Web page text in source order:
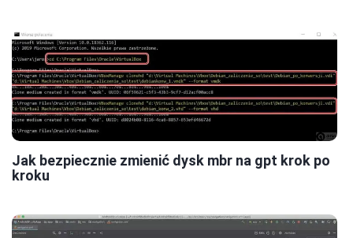
Jak bezpiecznie zmienić dysk mbr na gpt krok po
kroku